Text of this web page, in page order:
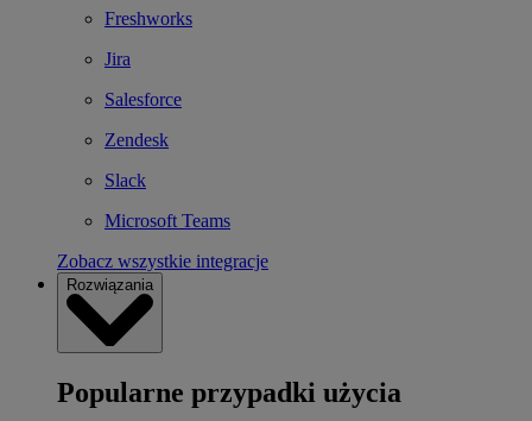
Freshworks
Jira
Salesforce
Zendesk
Slack
Microsoft Teams
Zobacz wszystkie integracje
Rozwiązania
Popularne przypadki użycia